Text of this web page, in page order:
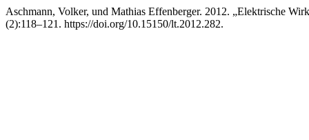
Aschmann, Volker, und Mathias Effenberger. 2012. „Elektrische
(2):118–121. https://doi.org/10.15150/lt.2012.282.